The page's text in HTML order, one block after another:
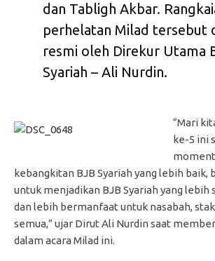
dan Tabligh Akbar.
perhelatan Milad tersebut
resmi oleh Direkur Utama
Syariah – Ali Nurdin.
“Mari
ke-5 ini
kebangkitan BJB Syariah yang lebih baik,
untuk menjadikan BJB Syariah yang lebih
dan lebih bermanfaat untuk nasabah,
semua,” ujar Dirut Ali Nurdin saat
dalam acara Milad ini.